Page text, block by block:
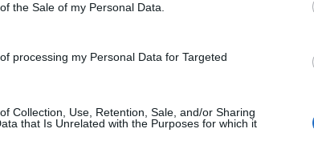
the Sale of my Personal Data.
processing my Personal Data for Targeted
Collection, Use, Retention, Sale, and/or Sharing
that Is Unrelated with the Purposes for which it